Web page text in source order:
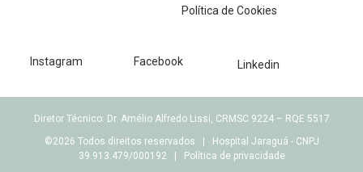
Política de Cookies
Instagram Facebook Linkedin
Diretor Técnico: Dr. Amélio Alfredo Lissi, CRMSC 9224 – RQE 5517
©2026 Todos direitos reservados | Hospital Jaraguá - CNPJ
39.913.479/000192 |
Política de privacidade